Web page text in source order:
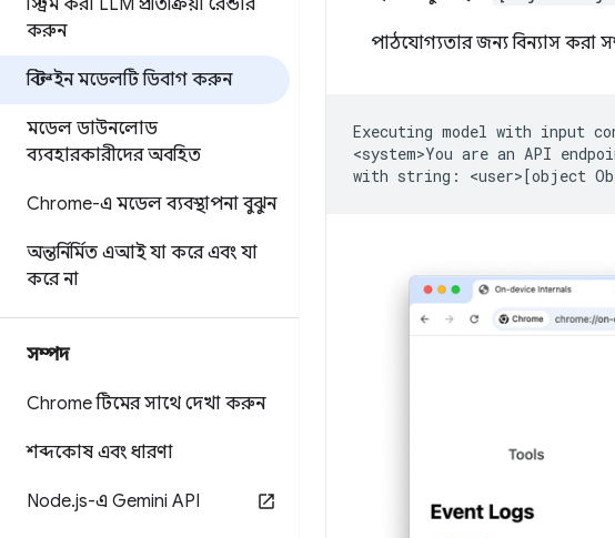
স্ট্রিম করা LLM প্রতিক্রিয়া রেন্ডার
করুন
বিল্ট-ইন মডেলটি ডিবাগ করুন
মডেল ডাউনলোড
ব্যবহারকারীদের অবহিত
Chrome-এ মডেল ব্যবস্থাপনা বুঝুন
অন্তর্নির্মিত এআই যা করে এবং যা
করে না
সম্পদ
Chrome টিমের সাথে দেখা করুন
শব্দকোষ এবং ধারণা
Node.js-এ Gemini API
পাঠযোগ্যতার জন্য বিন্যাস করা
Executing model with input
<system>You are an API
with string: <user>[object